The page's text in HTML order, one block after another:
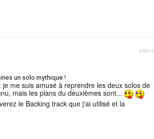
#9014
un solo mythique !
me suis amusé à reprendre les deux solos de
mais les plans du deuxièmes sont...
le Backing track que j'ai utilisé et la